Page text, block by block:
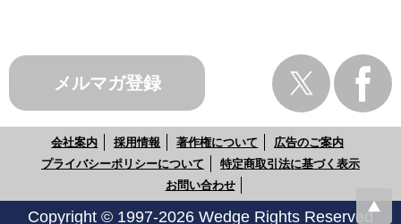
メルマガ登録
会社案内 採用情報 著作権について
広告のご案内
プライバシーポリシーについて
特定商取引法に基づく表示
お問い合わせ
Copyright © 1997-2026 Wedge Rights Reserved